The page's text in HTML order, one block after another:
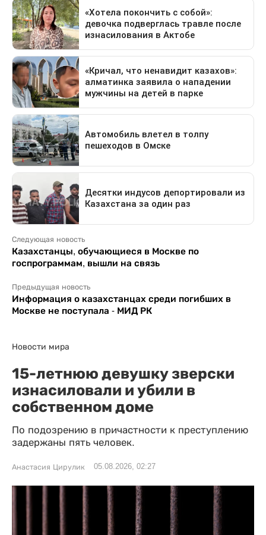
Следующая новость
Казахстанцы, обучающиеся в Москве по
госпрограммам, вышли на связь
Предыдущая новость
Информация о казахстанцах среди погибших в
Москве не поступала - МИД РК
Новости мира
15-летнюю девушку зверски
изнасиловали и убили в
собственном доме
По подозрению в причастности к преступлению
задержаны пять человек.
Анастасия Цирулик 05.08.2026, 02:27